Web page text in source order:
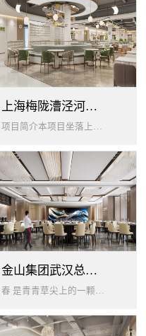
上海梅陇漕泾河科技绿洲员工餐厅
项目简介本项目坐落上海闵行梅陇科技绿洲，以生态创艺食堂为设计核心，融合现代轻奢与自然生态，打造兼顾高效就餐、休闲社交、商...
金山集团武汉总部员工食堂设计
春 是青青草尖上的一颗露珠夏 是粼波湖面中倒映的晚霞秋 是宁静山谷里的一片落叶冬 是白雪中屹立不倒的松柏... ...0...